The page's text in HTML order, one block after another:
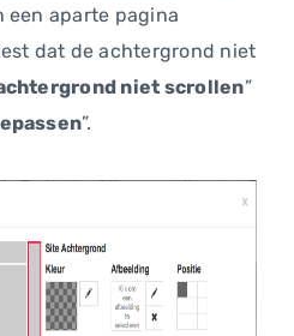
een aparte pagina
dat de achtergrond niet
niet scrollen”
”.